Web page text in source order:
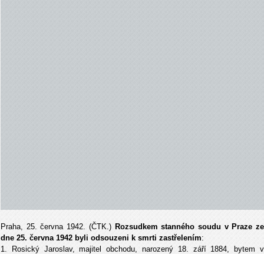
Praha, 25. června 1942. (ČTK.) Rozsudkem stanného soudu v Praze ze
dne 25. června 1942 byli odsouzeni k smrti zastřelením:
1. Rosický Jaroslav, majitel obchodu, narozený 18. září 1884, bytem v